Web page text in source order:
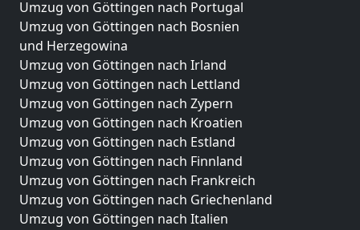
Umzug von Göttingen nach Portugal
Umzug von Göttingen nach Bosnien
und Herzegowina
Umzug von Göttingen nach Irland
Umzug von Göttingen nach Lettland
Umzug von Göttingen nach Zypern
Umzug von Göttingen nach Kroatien
Umzug von Göttingen nach Estland
Umzug von Göttingen nach Finnland
Umzug von Göttingen nach Frankreich
Umzug von Göttingen nach Griechenland
Umzug von Göttingen nach Italien